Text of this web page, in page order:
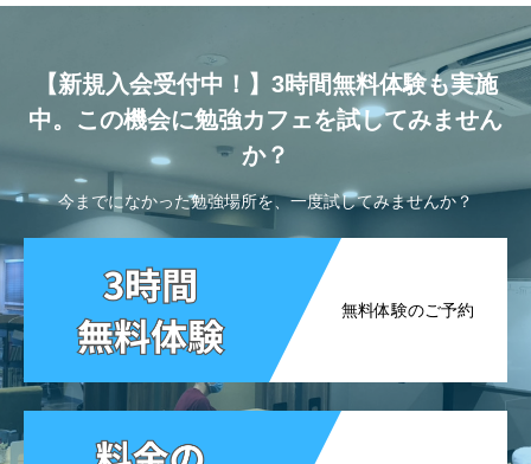
【新規入会受付中！】3時間無料体験も実施
中。この機会に勉強カフェを試してみません
か？
今までになかった勉強場所を、一度試してみませんか？
無料体験のご予約